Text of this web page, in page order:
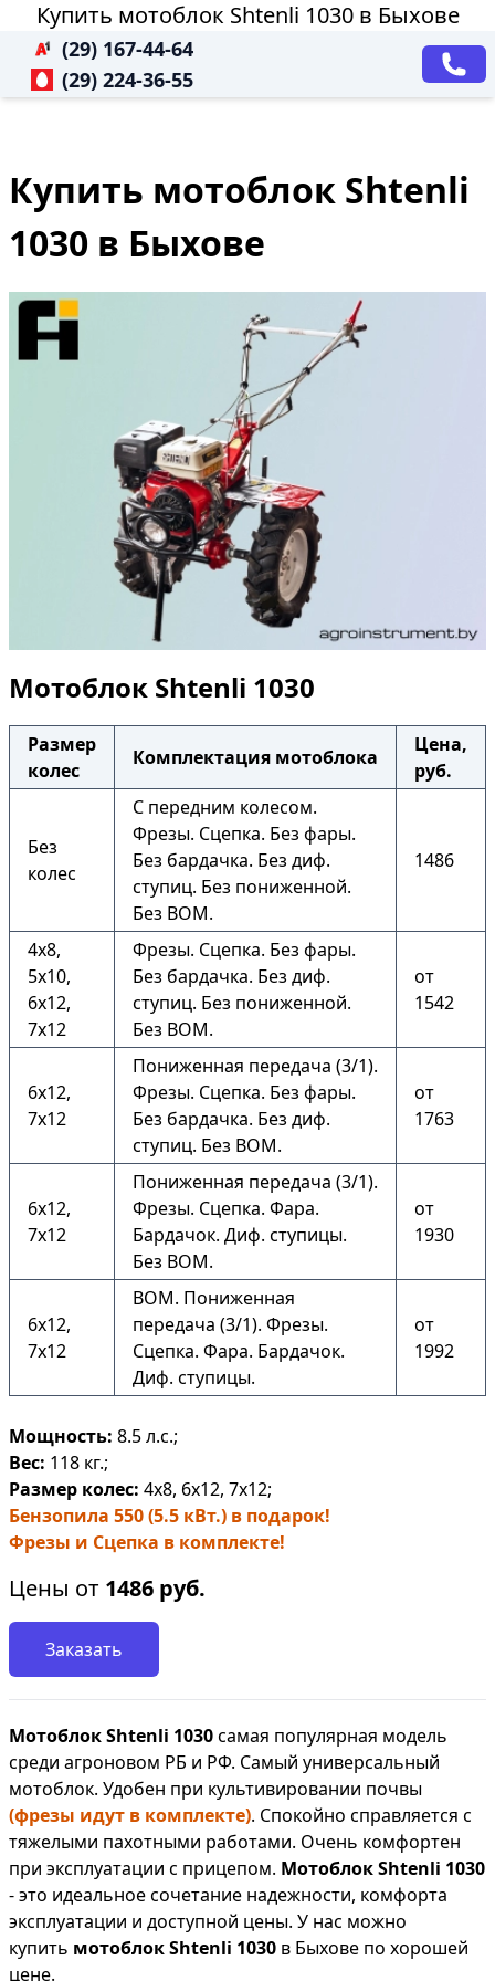
Купить мотоблок Shtenli 1030 в Быхове
(29) 167-44-64
(29) 224-36-55
Купить мотоблок Shtenli
1030 в Быхове
Мотоблок Shtenli 1030
Размер
колес
Комплектация мотоблока
Цена,
руб.
Без
колес
С передним колесом.
Фрезы. Сцепка. Без фары.
Без бардачка. Без диф.
ступиц. Без пониженной.
Без ВОМ.
1486
4х8,
5х10,
6х12,
7х12
Фрезы. Сцепка. Без фары.
Без бардачка. Без диф.
ступиц. Без пониженной.
Без ВОМ.
от
1542
6х12,
7х12
Пониженная передача (3/1).
Фрезы. Сцепка. Без фары.
Без бардачка. Без диф.
ступиц. Без ВОМ.
от
1763
6х12,
7х12
Пониженная передача (3/1).
Фрезы. Сцепка. Фара.
Бардачок. Диф. ступицы.
Без ВОМ.
от
1930
6х12,
7х12
ВОМ. Пониженная
передача (3/1). Фрезы.
Сцепка. Фара. Бардачок.
Диф. ступицы.
от
1992
Мощность: 8.5 л.с.;
Вес: 118 кг.;
Размер колес: 4х8, 6х12, 7х12;
Бензопила 550 (5.5 кВт.) в подарок!
Фрезы и Сцепка в комплекте!
Цены от 1486 руб.
Заказать
Мотоблок Shtenli 1030самая популярная модель
среди агроновом РБ и РФ. Самый универсальный
мотоблок. Удобен при культивировании почвы
(фрезы идут в комплекте). Спокойно справляется с
тяжелыми пахотными работами. Очень комфортен
при эксплуатации с прицепом. Мотоблок Shtenli 1030
- это идеальное сочетание надежности, комфорта
эксплуатации и доступной цены. У нас можно
купить мотоблок Shtenli 1030 в Быхове по хорошей
цене.